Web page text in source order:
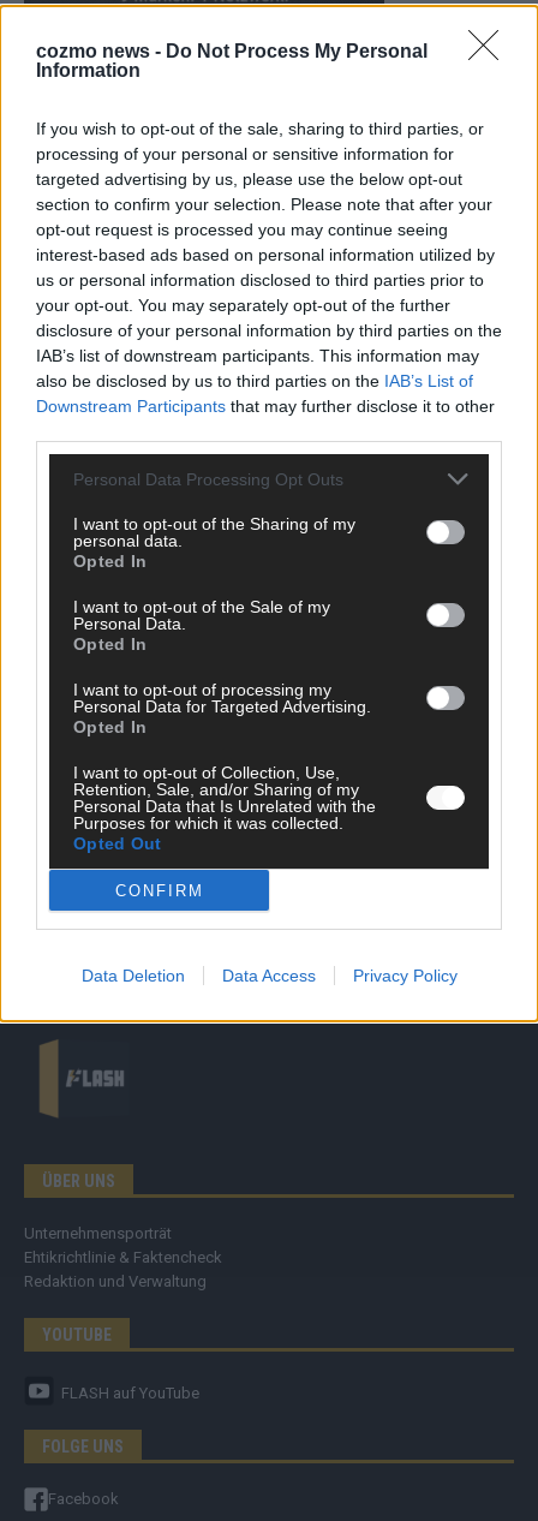
cozmo news - Do Not Process My Personal
Information
If you wish to opt-out of the sale, sharing to third parties, or
processing of your personal or sensitive information for
targeted advertising by us, please use the below opt-out
section to confirm your selection. Please note that after your
opt-out request is processed you may continue seeing
interest-based ads based on personal information utilized by
us or personal information disclosed to third parties prior to
your opt-out. You may separately opt-out of the further
disclosure of your personal information by third parties on the
IAB’s list of downstream participants. This information may
also be disclosed by us to third parties on the IAB’s List of
Downstream Participants that may further disclose it to other
Personal Data Processing Opt Outs
I want to opt-out of the Sharing of my
personal data.
Opted In
I want to opt-out of the Sale of my
Personal Data.
Opted In
I want to opt-out of processing my
Personal Data for Targeted Advertising.
Opted In
I want to opt-out of Collection, Use,
Retention, Sale, and/or Sharing of my
Personal Data that Is Unrelated with the
Purposes for which it was collected.
Opted Out
CONFIRM
Data Deletion Data Access Privacy Policy
ANZEIGE
SCHNELL ZUM RESSORT
Nachrichten
Wirtschaft
Ratgeber
Wissen
Kommentar
Streams & Storys
Eurovision
FLASH – DAS VIDEOPORTAL
ÜBER UNS
Unternehmensporträt
Ehtikrichtlinie & Faktencheck
Redaktion und Verwaltung
YOUTUBE
FLASH auf YouTube
FOLGE UNS
Facebook